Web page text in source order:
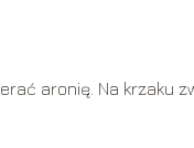
aronię. Na krzaku